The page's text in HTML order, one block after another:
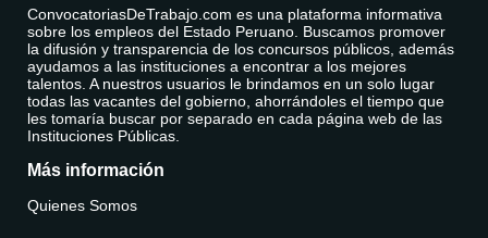
ConvocatoriasDeTrabajo.com es una plataforma informativa
sobre los empleos del Estado Peruano. Buscamos promover
la difusión y transparencia de los concursos públicos, además
ayudamos a las instituciones a encontrar a los mejores
talentos. A nuestros usuarios le brindamos en un solo lugar
todas las vacantes del gobierno, ahorrándoles el tiempo que
les tomaría buscar por separado en cada página web de las
Instituciones Públicas.
Más información
Quienes Somos